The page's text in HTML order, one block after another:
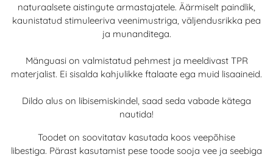
naturaalsete aistingute armastajatele. Äärmiselt paindlik,
kaunistatud stimuleeriva veenimustriga, väljendusrikka pea
ja munanditega.
Mänguasi on valmistatud pehmest ja meeldivast TPR
materjalist. Ei sisalda kahjulikke ftalaate ega muid lisaaineid.
Dildo alus on libisemiskindel, saad seda vabade kätega
nautida!
Toodet on soovitatav kasutada koos veepõhise
libestiga. Pärast kasutamist pese toode sooja vee ja seebiga